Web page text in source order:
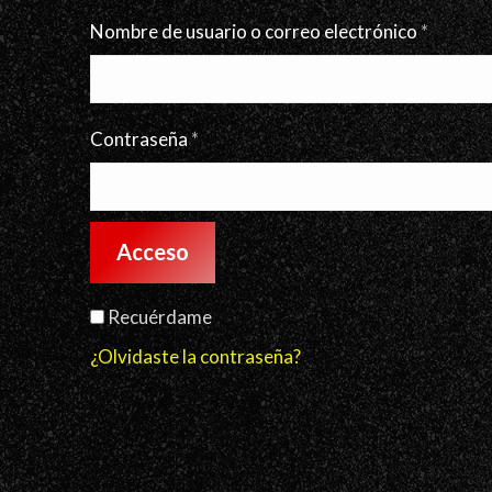
Nombre de usuario o correo electrónico*
Contraseña*Obligatorio
Acceso
Recuérdame
¿Olvidaste la contraseña?